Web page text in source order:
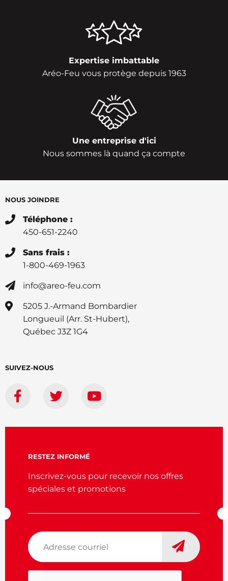
Expertise imbattable
Aréo-Feu vous protège depuis 1963
Une entreprise d'ici
Nous sommes là quand ça compte
NOUS JOINDRE
Téléphone :
450-651-2240
Sans frais :
1-800-469-1963
info@areo-feu.com
5205 J.-Armand Bombardier
Longueuil (Arr. St-Hubert),
Québec J3Z 1G4
SUIVEZ-NOUS
RESTEZ INFORMÉ
Inscrivez-vous pour recevoir nos offres
spéciales et promotions
Adresse
courriel